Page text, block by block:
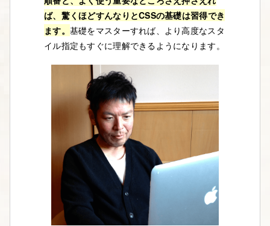
ば、驚くほどすんなりとCSSの基礎は習得でき
ます。 基礎をマスターすれば、より高度なスタ
イル指定もすぐに理解できるようになります。